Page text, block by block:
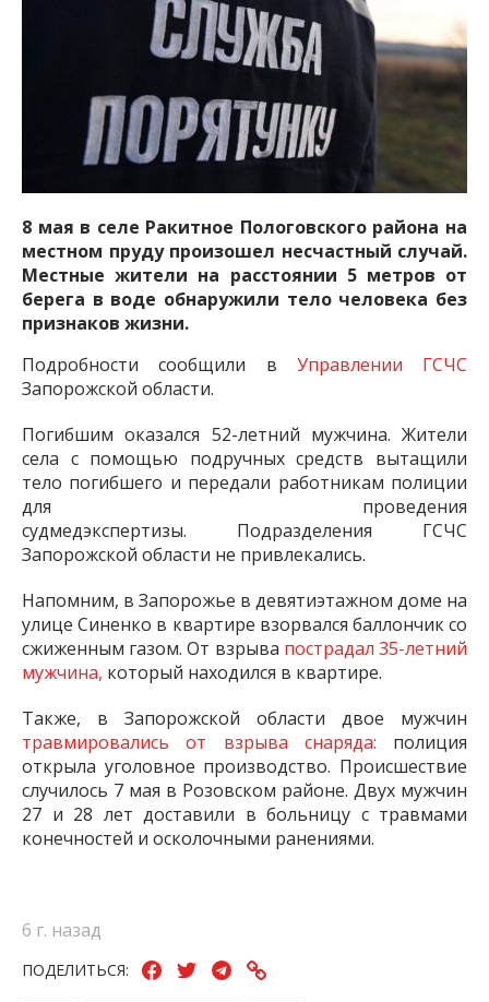
важную информацию о событиях
города Запорожья и области.
8 мая в селе Ракитное Пологовского района на
местном пруду произошел несчастный случай.
Местные жители на расстоянии 5 метров от
берега в воде обнаружили тело человека без
признаков жизни.
Подробности сообщили в Управлении ГСЧС
Запорожской области.
Погибшим оказался 52-летний мужчина. Жители
села с помощью подручных средств вытащили
тело погибшего и передали работникам полиции
для проведения
судмедэкспертизы. Подразделения ГСЧС
Запорожской области не привлекались.
Напомним, в Запорожье в девятиэтажном доме на
улице Синенко в квартире взорвался баллончик со
сжиженным газом. От взрыва пострадал 35-летний
мужчина, который находился в квартире.
Также, в Запорожской области двое мужчин
травмировались от взрыва снаряда: полиция
открыла уголовное производство. Происшествие
случилось 7 мая в Розовском районе. Двух мужчин
27 и 28 лет доставили в больницу с травмами
конечностей и осколочными ранениями.
6 г. назад
ПОДЕЛИТЬСЯ: